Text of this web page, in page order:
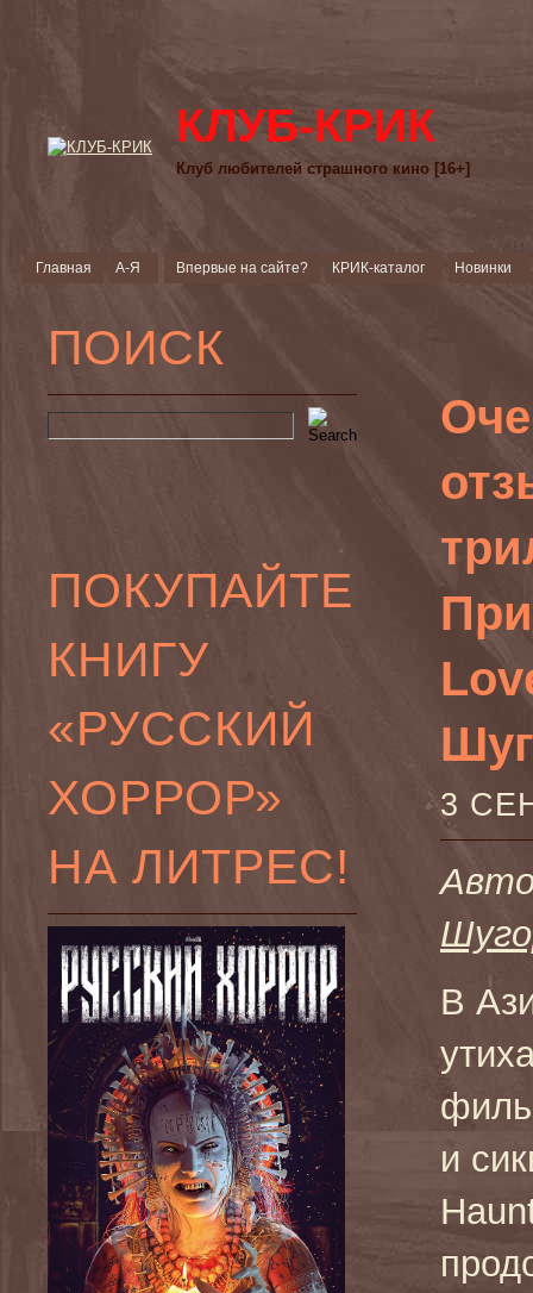
КЛУБ-КРИК
Клуб любителей страшного кино [16+]
Главная А-Я Впервые на сайте? КРИК-каталог Новинки
ПОИСК
ПОКУПАЙТЕ
КНИГУ
«РУССКИЙ
ХОРРОР»
НА ЛИТРЕС!
3
В
и